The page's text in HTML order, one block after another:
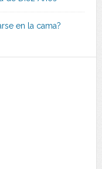
en la cama?